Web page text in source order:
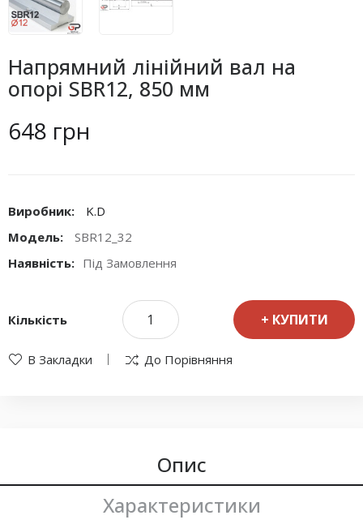
Напрямний лінійний вал на
опорі SBR12, 850 мм
648 грн
Виробник:
K.D
Модель:
SBR12_32
Наявність: Під Замовлення
Кількість КУПИТИ
В Закладки До Порівняння
Опис
Характеристики